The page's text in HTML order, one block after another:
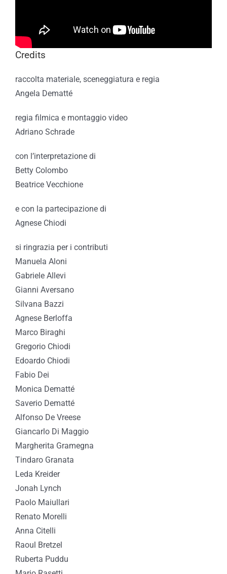
Credits
raccolta materiale, sceneggiatura e regia
Angela Dematté
regia filmica e montaggio video
Adriano Schrade
con l’interpretazione di
Betty Colombo
Beatrice Vecchione
e con la partecipazione di
Agnese Chiodi
si ringrazia per i contributi
Manuela Aloni
Gabriele Allevi
Gianni Aversano
Silvana Bazzi
Agnese Berloffa
Marco Biraghi
Gregorio Chiodi
Edoardo Chiodi
Fabio Dei
Monica Dematté
Saverio Dematté
Alfonso De Vreese
Giancarlo Di Maggio
Margherita Gramegna
Tindaro Granata
Leda Kreider
Jonah Lynch
Paolo Maiullari
Renato Morelli
Anna Citelli
Raoul Bretzel
Ruberta Puddu